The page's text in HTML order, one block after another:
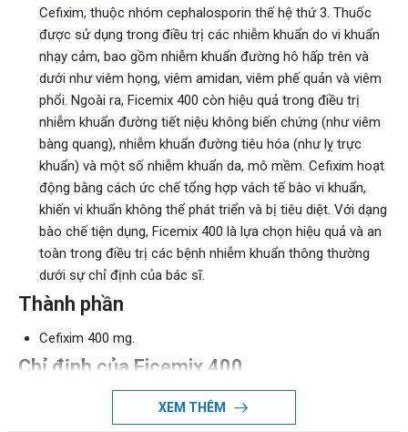
Cefixim, thuộc nhóm cephalosporin thế hệ thứ 3. Thuốc
được sử dụng trong điều trị các nhiễm khuẩn do vi khuẩn
nhạy cảm, bao gồm nhiễm khuẩn đường hô hấp trên và
dưới như viêm họng, viêm amidan, viêm phế quản và viêm
phổi. Ngoài ra, Ficemix 400 còn hiệu quả trong điều trị
nhiễm khuẩn đường tiết niệu không biến chứng (như viêm
bàng quang), nhiễm khuẩn đường tiêu hóa (như lỵ trực
khuẩn) và một số nhiễm khuẩn da, mô mềm. Cefixim hoạt
động bằng cách ức chế tổng hợp vách tế bào vi khuẩn,
khiến vi khuẩn không thể phát triển và bị tiêu diệt. Với dạng
bào chế tiện dụng, Ficemix 400 là lựa chọn hiệu quả và an
toàn trong điều trị các bệnh nhiễm khuẩn thông thường
dưới sự chỉ định của bác sĩ.
Thành phần
Cefixim 400 mg.
Chỉ định của Ficemix 400
Nhiễm trùng đường hô hấp – Nhiễm khuẩn tai mũi họng,
đặc biệt là viêm tai giữa do Haemophilus Influenzae
XEM THÊM